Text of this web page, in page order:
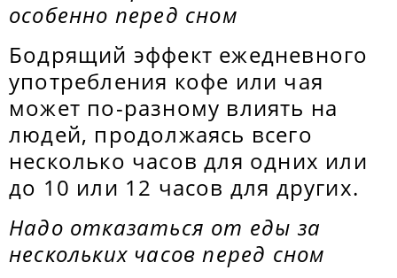
особенно перед сном
Бодрящий эффект ежедневного
употребления кофе или чая
может по-разному влиять на
людей, продолжаясь всего
несколько часов для одних или
до 10 или 12 часов для других.
Надо отказаться от еды за
нескольких часов перед сном